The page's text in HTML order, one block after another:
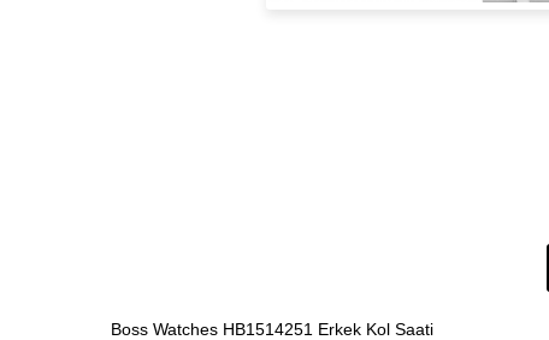
Boss Watches HB1514251 Erkek Kol Saati